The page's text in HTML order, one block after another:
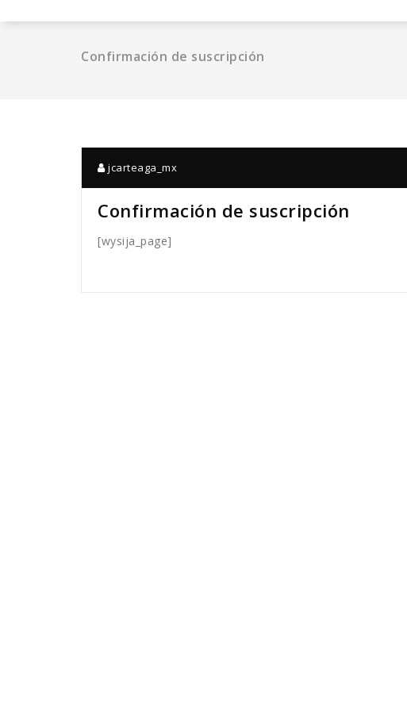
Confirmación de suscripción
jcarteaga_mx
Confirmación de suscripción
[wysija_page]